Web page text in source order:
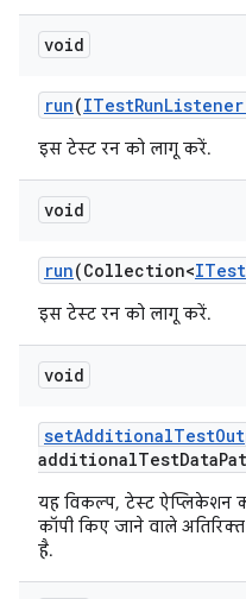
void
run(ITestRunListener
इस टेस्ट रन को लागू करें.
void
run(Collection<ITest
इस टेस्ट रन को लागू करें.
void
setAdditionalTest
additionalTestData
यह विकल्प, टेस्ट ऐप्लिकेशन
कॉपी किए जाने वाले
है.